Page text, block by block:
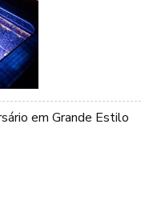
em Grande Estilo